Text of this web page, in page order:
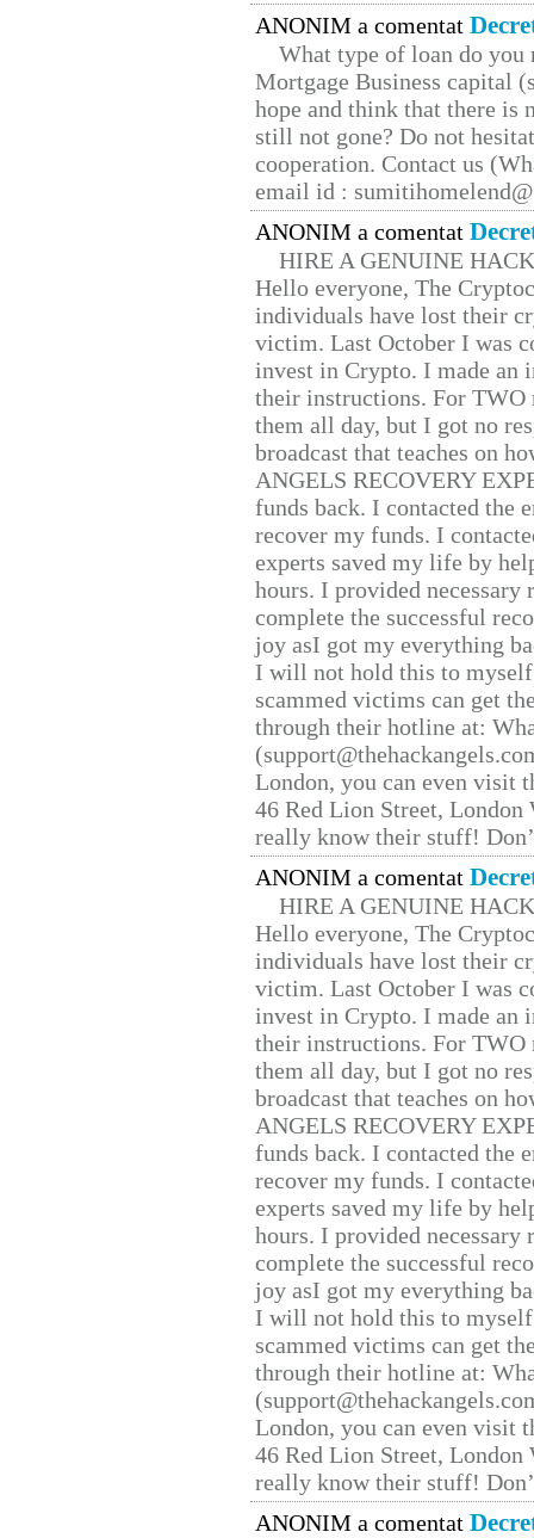
ANONIM a comentat
What type of loan do you
Mortgage Business capital
hope and think that there is
still not gone? Do not
cooperation. Contact us
email id :
ANONIM a comentat
HIRE A GENUINE
Hello everyone, The
individuals have lost their
victim. Last October I was
invest in Crypto. I made
their instructions. For TWO
them all day, but I got no
broadcast that teaches on
ANGELS RECOVERY
funds back. I contacted the
recover my funds. I
experts saved my life by
hours. I provided
complete the successful
joy asI got my everything
I will not hold this to
scammed victims can get
through their hotline at:
London, you can even visit
46 Red Lion Street, London
really know their stuff!
ANONIM a comentat
HIRE A GENUINE
Hello everyone, The
individuals have lost their
victim. Last October I was
invest in Crypto. I made
their instructions. For TWO
them all day, but I got no
broadcast that teaches on
ANGELS RECOVERY
funds back. I contacted the
recover my funds. I
experts saved my life by
hours. I provided
complete the successful
joy asI got my everything
I will not hold this to
scammed victims can get
through their hotline at:
London, you can even visit
46 Red Lion Street, London
really know their stuff!
ANONIM a comentat